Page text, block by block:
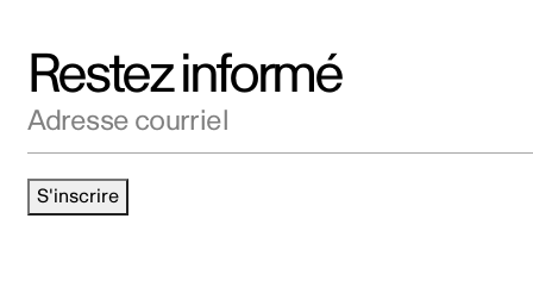
Restez informé
S'inscrire